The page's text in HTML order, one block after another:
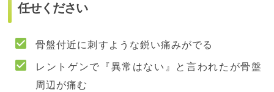
任せください
骨盤付近に刺すような鋭い痛みがでる
レントゲンで『異常はない』と言われたが骨盤
周辺が痛む